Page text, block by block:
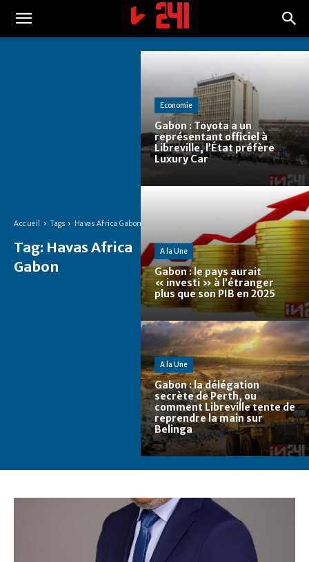
Accueil Tags Havas Africa Gabon
Tag: Havas Africa
Gabon
Economie
Gabon : Toyota a un
représentant officiel à
Libreville, l’État préfère
Luxury Car
A la Une
Gabon : le pays aurait
« investi » à l’étranger
plus que son PIB en 2025
A la Une
Gabon : la délégation
secrète de Perth, ou
comment Libreville tente de
reprendre la main sur
Belinga